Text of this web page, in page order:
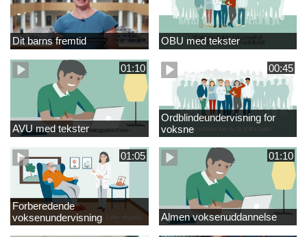
Dit barns fremtid OBU med tekster
01:10
AVU med tekster
00:45
Ordblindeundervisning for
voksne
01:05
Forberedende
voksenundervisning
01:10
Almen voksenuddannelse